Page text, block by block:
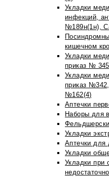
Укладки
инфекций,
№189н(1н),
кишечном
Укладки
приказ №
Укладки
приказ
№162(4)
Аптечки
Наборы для
Укладки
Аптечки для
Укладки
Укладки при